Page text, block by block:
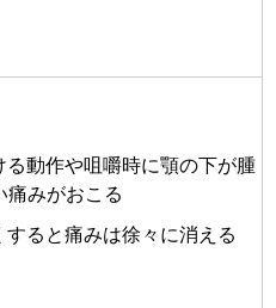
る動作や咀嚼時に顎の下が腫
痛みがおこる
すると痛みは徐々に消える